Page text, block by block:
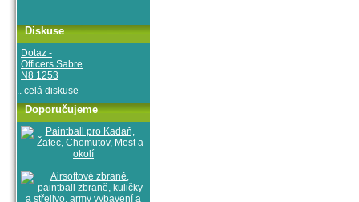
Diskuse
Dotaz -
Officers Sabre
N8 1253
.. celá diskuse
Doporučujeme